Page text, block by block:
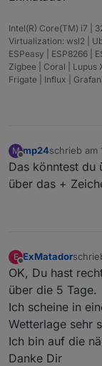
Intel(R) Core(TM) i7 |
Virtualization: wsl2 |
ESPeasy | ESP8266 |
Zigbee | Coral | Lupus
Frigate | Influx |
M
Offline
mp24schrieb am
zuletzt
Das könntest du
über das +
E
Offline
ExMatador
OK, Du hast
über die 5 Tage.
Ich scheine in
Wetterlage sehr
Ich bin auf die
Danke Dir